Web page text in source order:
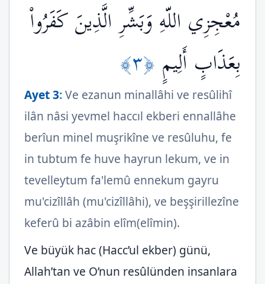
مُعْجِزِي اللّهِ وَبَشِّرِ الَّذِينَ كَفَرُواْ
بِعَذَابٍ أَلِيمٍ ﴿٣﴾
Ayet 3:Ve ezanun minallâhi ve resûlihî
ilân nâsi yevmel haccıl ekberi ennallâhe
berîun minel muşrikîne ve resûluhu, fe
in tubtum fe huve hayrun lekum, ve in
tevelleytum fa'lemû ennekum gayru
mu'cizîllâh (mu'cizîllâhi), ve beşşirillezîne
keferû bi azâbin elîm(elîmin).
Ve büyük hac (Hacc’ul ekber) günü,
Allah’tan ve O’nun resûlünden insanlara